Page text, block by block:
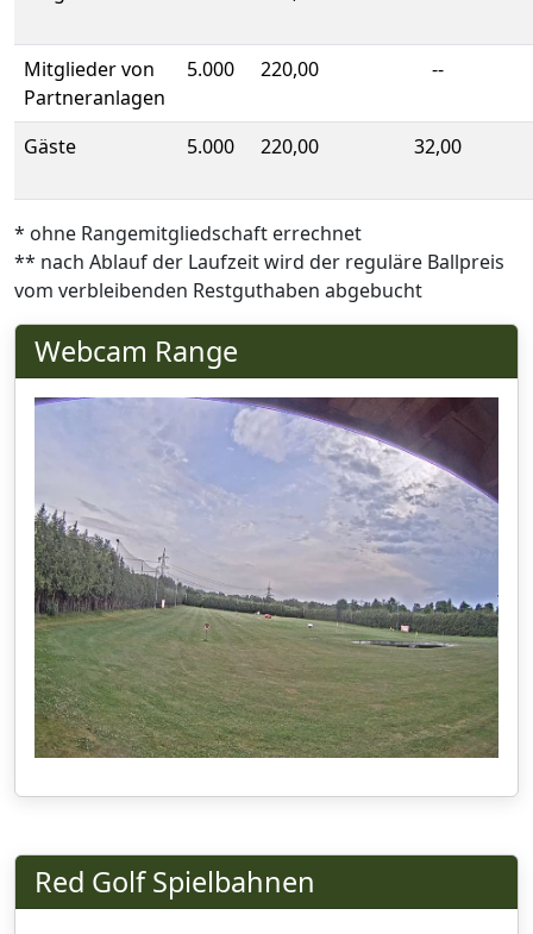
Mitglieder von
Partneranlagen
5.000 220,00 --
Gäste 5.000 220,00 32,00
* ohne Rangemitgliedschaft errechnet
** nach Ablauf der Laufzeit wird der reguläre Ballpreis
vom verbleibenden Restguthaben abgebucht
Webcam Range
Red Golf Spielbahnen